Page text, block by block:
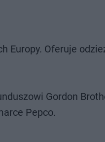
Europy. Oferuje
Gordon
Pepco.